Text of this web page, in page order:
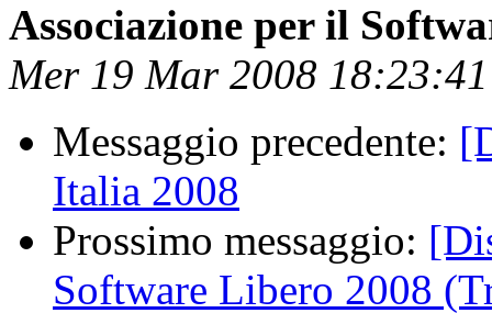
Associazione per il
Mer 19 Mar 2008
Messaggio precedente:
Italia 2008
Prossimo messaggio:
Software Libero 2008